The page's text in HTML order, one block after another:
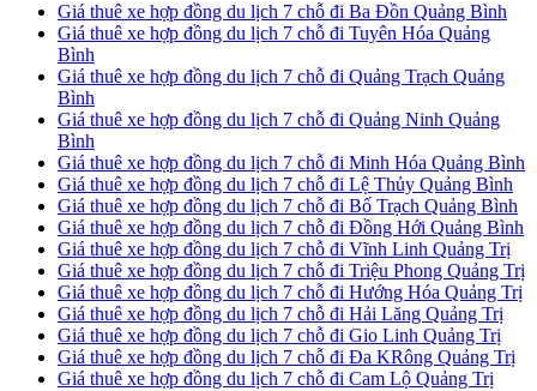
Giá thuê xe hợp đồng du lịch 7 chỗ đi Ba Đồn Quảng Bình
Giá thuê xe hợp đồng du lịch 7 chỗ đi Tuyên Hóa Quảng
Bình
Giá thuê xe hợp đồng du lịch 7 chỗ đi Quảng Trạch Quảng
Bình
Giá thuê xe hợp đồng du lịch 7 chỗ đi Quảng Ninh Quảng
Bình
Giá thuê xe hợp đồng du lịch 7 chỗ đi Minh Hóa Quảng Bình
Giá thuê xe hợp đồng du lịch 7 chỗ đi Lệ Thủy Quảng Bình
Giá thuê xe hợp đồng du lịch 7 chỗ đi Bố Trạch Quảng Bình
Giá thuê xe hợp đồng du lịch 7 chỗ đi Đồng Hới Quảng Bình
Giá thuê xe hợp đồng du lịch 7 chỗ đi Vĩnh Linh Quảng Trị
Giá thuê xe hợp đồng du lịch 7 chỗ đi Triệu Phong Quảng Trị
Giá thuê xe hợp đồng du lịch 7 chỗ đi Hướng Hóa Quảng Trị
Giá thuê xe hợp đồng du lịch 7 chỗ đi Hải Lăng Quảng Trị
Giá thuê xe hợp đồng du lịch 7 chỗ đi Gio Linh Quảng Trị
Giá thuê xe hợp đồng du lịch 7 chỗ đi Đa KRông Quảng Trị
Giá thuê xe hợp đồng du lịch 7 chỗ đi Cam Lộ Quảng Trị